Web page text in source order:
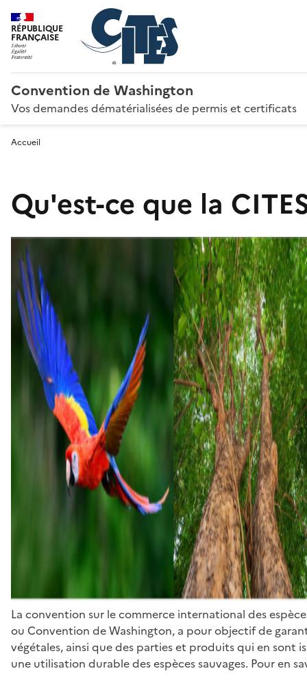
RÉPUBLIQUE
FRANÇAISE
Convention de Washington
Vos demandes dématérialisées de permis et certificats
Accueil
Qu'est-ce que la
La convention sur le commerce international des
ou Convention de Washington, a pour objectif de
végétales, ainsi que des parties et produits qui en sont
une utilisation durable des espèces sauvages. Pour en